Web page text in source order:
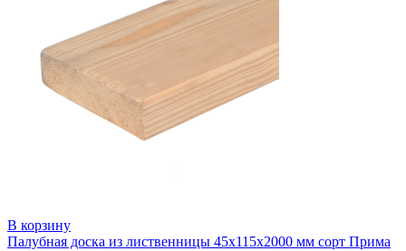
В корзину
Палубная доска из лиственницы 45х115х2000 мм сорт Прима